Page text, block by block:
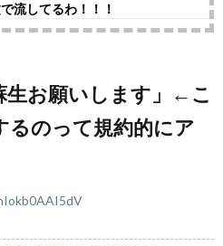
流してるわ！！！
生お願いします」←こ
るのって規約的にア